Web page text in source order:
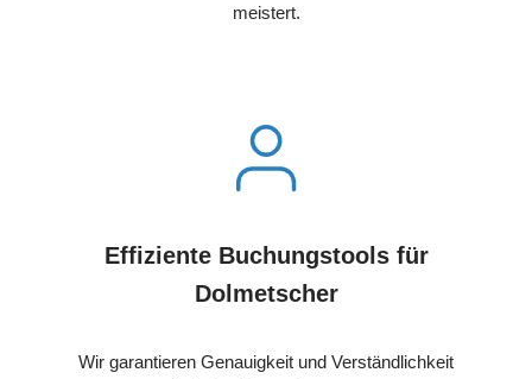
meistert.
Effiziente Buchungstools für
Dolmetscher
Wir garantieren Genauigkeit und Verständlichkeit